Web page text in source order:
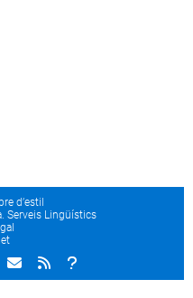
d’estil
Serveis Lingüístics